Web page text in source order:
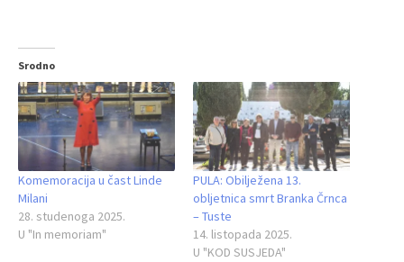
Srodno
Komemoracija u čast Linde
Milani
28. studenoga 2025.
U "In memoriam"
PULA: Obilježena 13.
obljetnica smrt Branka Črnca
– Tuste
14. listopada 2025.
U "KOD SUSJEDA"